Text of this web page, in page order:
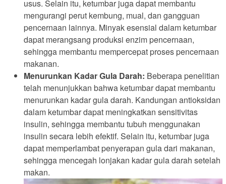
usus. Selain itu, ketumbar juga dapat membantu
mengurangi perut kembung, mual, dan gangguan
pencernaan lainnya. Minyak esensial dalam ketumbar
dapat merangsang produksi enzim pencernaan,
sehingga membantu mempercepat proses pencernaan
makanan.
Menurunkan Kadar Gula Darah: Beberapa penelitian
telah menunjukkan bahwa ketumbar dapat membantu
menurunkan kadar gula darah. Kandungan antioksidan
dalam ketumbar dapat meningkatkan sensitivitas
insulin, sehingga membantu tubuh menggunakan
insulin secara lebih efektif. Selain itu, ketumbar juga
dapat memperlambat penyerapan gula dari makanan,
sehingga mencegah lonjakan kadar gula darah setelah
makan.